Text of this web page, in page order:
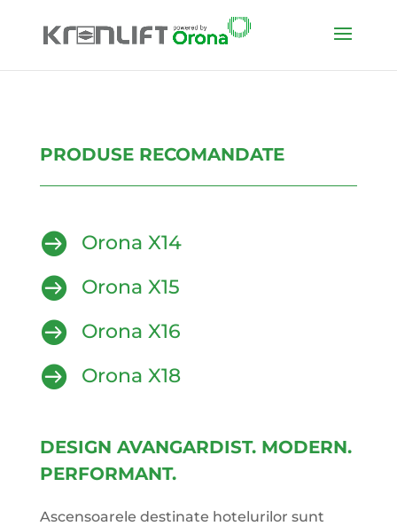
PRODUSE RECOMANDATE
 Orona X14
 Orona X15
 Orona X16
 Orona X18
DESIGN AVANGARDIST. MODERN.
PERFORMANT.
Ascensoarele destinate hotelurilor sunt